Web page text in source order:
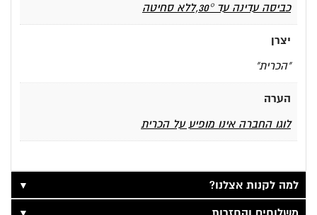
כביסה עדינה עד 30°,ללא סחיטה
יצרן
"הכרית"
הערה
לוגו החברה אינו מופיע על הכרית
למה לקנות אצלנו?
▼